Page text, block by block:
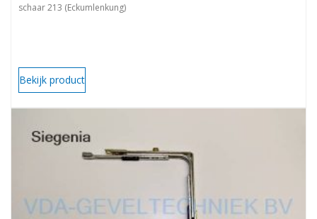
schaar 213 (Eckumlenkung)
Bekijk product